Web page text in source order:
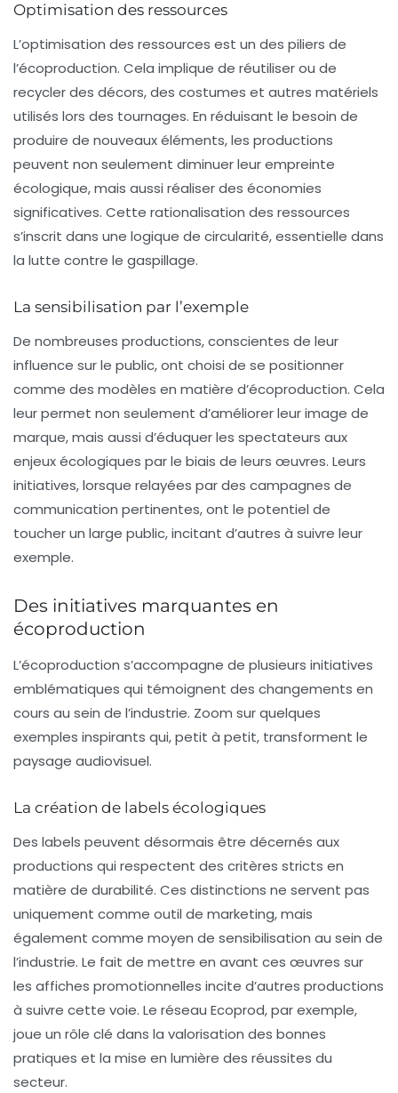
Optimisation des ressources
L’optimisation des ressources est un des piliers de
l’écoproduction. Cela implique de réutiliser ou de
recycler des décors, des costumes et autres matériels
utilisés lors des tournages. En réduisant le besoin de
produire de nouveaux éléments, les productions
peuvent non seulement diminuer leur empreinte
écologique, mais aussi réaliser des économies
significatives. Cette rationalisation des ressources
s’inscrit dans une logique de circularité, essentielle dans
la lutte contre le gaspillage.
La sensibilisation par l’exemple
De nombreuses productions, conscientes de leur
influence sur le public, ont choisi de se positionner
comme des modèles en matière d’écoproduction. Cela
leur permet non seulement d’améliorer leur image de
marque, mais aussi d’éduquer les spectateurs aux
enjeux écologiques par le biais de leurs œuvres. Leurs
initiatives, lorsque relayées par des campagnes de
communication pertinentes, ont le potentiel de
toucher un large public, incitant d’autres à suivre leur
exemple.
Des initiatives marquantes en
écoproduction
L’écoproduction s’accompagne de plusieurs initiatives
emblématiques qui témoignent des changements en
cours au sein de l’industrie. Zoom sur quelques
exemples inspirants qui, petit à petit, transforment le
paysage audiovisuel.
La création de labels écologiques
Des labels peuvent désormais être décernés aux
productions qui respectent des critères stricts en
matière de durabilité. Ces distinctions ne servent pas
uniquement comme outil de marketing, mais
également comme moyen de sensibilisation au sein de
l’industrie. Le fait de mettre en avant ces œuvres sur
les affiches promotionnelles incite d’autres productions
à suivre cette voie. Le réseau Ecoprod, par exemple,
joue un rôle clé dans la valorisation des bonnes
pratiques et la mise en lumière des réussites du
secteur.